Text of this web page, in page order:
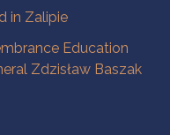
in Zalipie
Education
Zdzisław Baszak